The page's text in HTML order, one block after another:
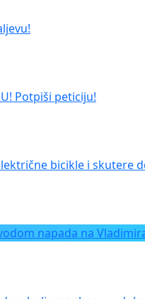
Potpiši peticiju!
bicikle i skutere
napada na